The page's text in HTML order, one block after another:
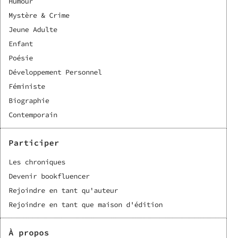
Mystère & Crime
Jeune Adulte
Enfant
Poésie
Développement Personnel
Féministe
Biographie
Contemporain
Participer
Les chroniques
Devenir bookfluencer
Rejoindre en tant qu'auteur
Rejoindre en tant que maison d'édition
À propos